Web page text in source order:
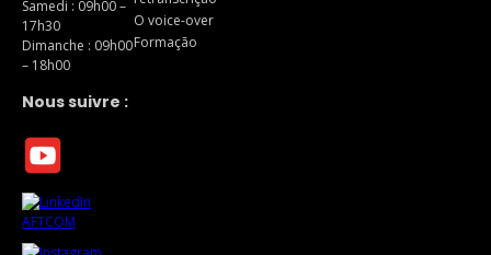
Samedi : 09h00 –
17h30
Dimanche : 09h00
– 18h00
Nous suivre :
O voice-over
Formação